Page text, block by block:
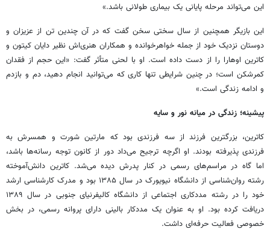
این می‌تواند مرحله پایانی یک بیماری طولانی باشد.»
این بازیگر همچنین از سال سختی سخن گفت که در آن چندین تن از عزیزان و
دوستان نزدیک خود از جمله خواهرخوانده و همکاران هنری‌اش نظیر دایان کیتون و
کاترین اوهارا را از دست داده است. او با لحنی متأثر گفت: «این حجم از فقدان
کمرشکن است؛ در چنین شرایطی تنها کاری که می‌توانید انجام دهید، دم و بازدم
و ادامه زندگی است.»
پیشینه؛ زندگی در میانه نور و سایه
کاترین، بزرگترین فرزند از سه فرزندی بود که مارتین شورت و همسرش به
فرزندی پذیرفته بودند. او اگرچه ترجیح می‌داد دور از کانون توجه رسانه‌ها باشد،
اما گاه در مراسم‌های رسمی در کنار پدرش دیده می‌شد. کاترین دانش‌آموخته
رشته روان‌شناسی از دانشگاه نیویورک در سال ۱۳۸۵ بود و مدرک کارشناسی ارشد
خود را در رشته مددکاری اجتماعی از دانشگاه کالیفرنیای جنوبی در سال ۱۳۸۹
دریافت کرده بود. او به عنوان یک مددکار بالینی دارای پروانه رسمی، در بخش
خصوصی فعالیت حرفه‌ای داشت.